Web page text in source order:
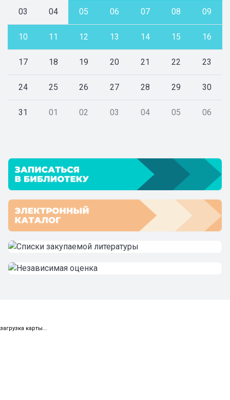
03 04 05 06 07 08 09
10 11 12 13 14 15 16
17 18 19 20 21 22 23
24 25 26 27 28 29 30
31 01 02 03 04 05 06
загрузка карты...